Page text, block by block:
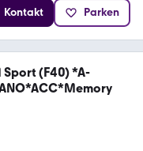
Kontakt Parken
Sport (F40) *A-